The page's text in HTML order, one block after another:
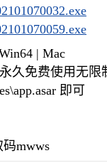
| Mac
久免费使用无限
即可
码mwws